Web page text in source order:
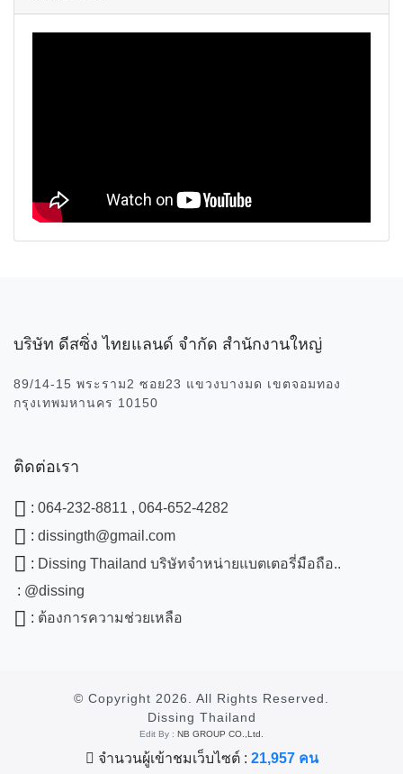
บริษัท ดีสซิ่ง ไทยแลนด์ จำกัด สำนักงานใหญ่
89/14-15 พระราม2 ซอย23 แขวงบางมด เขตจอมทอง
กรุงเทพมหานคร 10150
ติดต่อเรา
: 064-232-8811 , 064-652-4282
: dissingth@gmail.com
: Dissing Thailand บริษัทจำหน่ายแบตเตอรี่มือถือ..
: @dissing
: ต้องการความช่วยเหลือ
© Copyright 2026. All Rights Reserved.
Dissing Thailand
Edit By : NB GROUP CO.,Ltd.
จำนวนผู้เข้าชมเว็บไซต์ : 21,957 คน